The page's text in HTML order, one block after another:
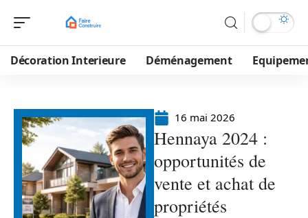
Décoration Interieure Déménagement
16 mai 2026
Hennaya 2024 :
opportunités de
vente et achat de
propriétés